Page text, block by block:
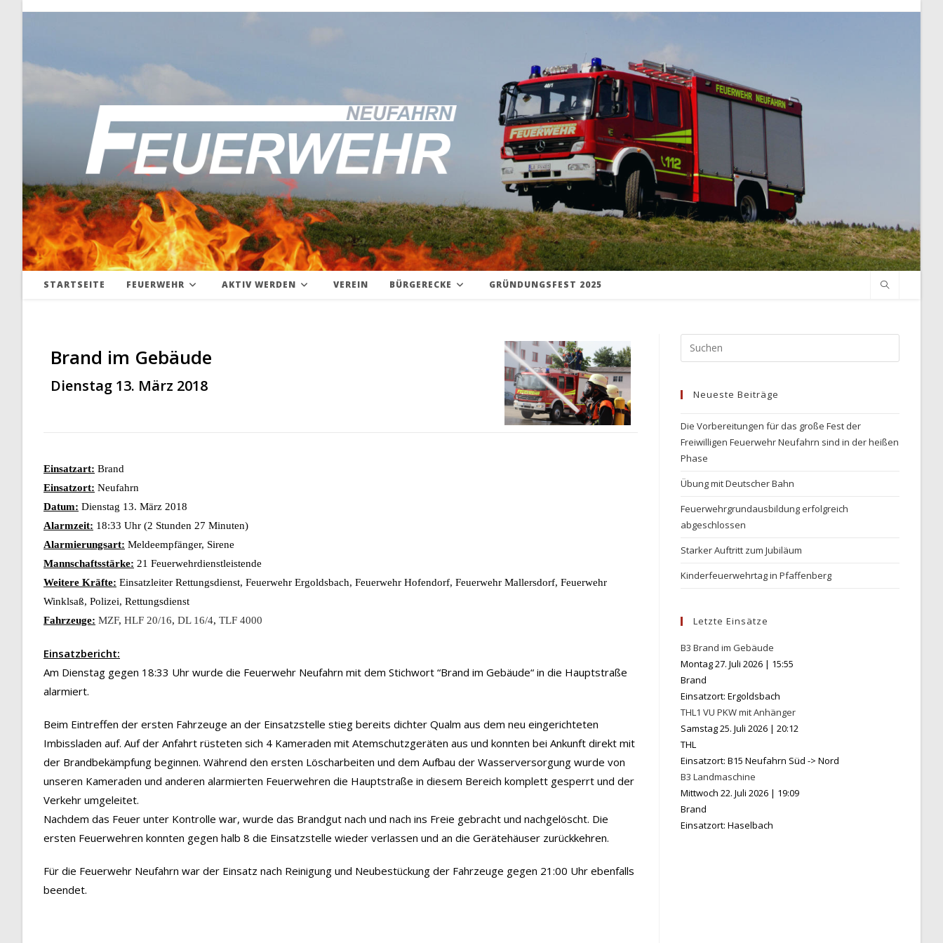
STARTSEITE FEUERWEHR AKTIV WERDEN VEREIN BÜRGERECKE GRÜNDUNGSFEST 2025
Brand im Gebäude
Dienstag 13. März 2018
Einsatzart: Brand
Einsatzort: Neufahrn
Datum: Dienstag 13. März 2018
Alarmzeit: 18:33 Uhr (2 Stunden 27 Minuten)
Alarmierungsart: Meldeempfänger, Sirene
Mannschaftsstärke: 21 Feuerwehrdienstleistende
Weitere Kräfte: Einsatzleiter Rettungsdienst, Feuerwehr Ergoldsbach, Feuerwehr Hofendorf, Feuerwehr Mallersdorf, Feuerwehr
Winklsaß, Polizei, Rettungsdienst
Fahrzeuge: MZF, HLF 20/16, DL 16/4, TLF 4000
Einsatzbericht:
Am Dienstag gegen 18:33 Uhr wurde die Feuerwehr Neufahrn mit dem Stichwort “Brand im Gebäude“ in die Hauptstraße
alarmiert.
Beim Eintreffen der ersten Fahrzeuge an der Einsatzstelle stieg bereits dichter Qualm aus dem neu eingerichteten
Imbissladen auf. Auf der Anfahrt rüsteten sich 4 Kameraden mit Atemschutzgeräten aus und konnten bei Ankunft direkt mit
der Brandbekämpfung beginnen. Während den ersten Löscharbeiten und dem Aufbau der Wasserversorgung wurde von
unseren Kameraden und anderen alarmierten Feuerwehren die Hauptstraße in diesem Bereich komplett gesperrt und der
Verkehr umgeleitet.
Nachdem das Feuer unter Kontrolle war, wurde das Brandgut nach und nach ins Freie gebracht und nachgelöscht. Die
ersten Feuerwehren konnten gegen halb 8 die Einsatzstelle wieder verlassen und an die Gerätehäuser zurückkehren.
Für die Feuerwehr Neufahrn war der Einsatz nach Reinigung und Neubestückung der Fahrzeuge gegen 21:00 Uhr ebenfalls
beendet.
Escape
Neueste Beiträge
Die Vorbereitungen für das große Fest der
Freiwilligen Feuerwehr Neufahrn sind in der heißen
Phase
Übung mit Deutscher Bahn
Feuerwehrgrundausbildung erfolgreich
abgeschlossen
Starker Auftritt zum Jubiläum
Kinderfeuerwehrtag in Pfaffenberg
Letzte Einsätze
B3 Brand im Gebäude
Montag 27. Juli 2026 | 15:55
Brand
Einsatzort: Ergoldsbach
THL1 VU PKW mit Anhänger
Samstag 25. Juli 2026 |20:12
THL
Einsatzort: B15 Neufahrn Süd -> Nord
B3 Landmaschine
Mittwoch 22. Juli 2026 | 19:09
Brand
Einsatzort: Haselbach